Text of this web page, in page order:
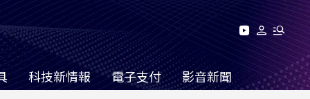
科技新情報 電子支付 影音新聞